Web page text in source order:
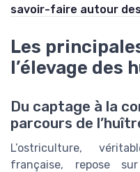
savoir-faire autour
Les
l’élevage des
Du captage à la
parcours de
L’ostriculture,
française, repose